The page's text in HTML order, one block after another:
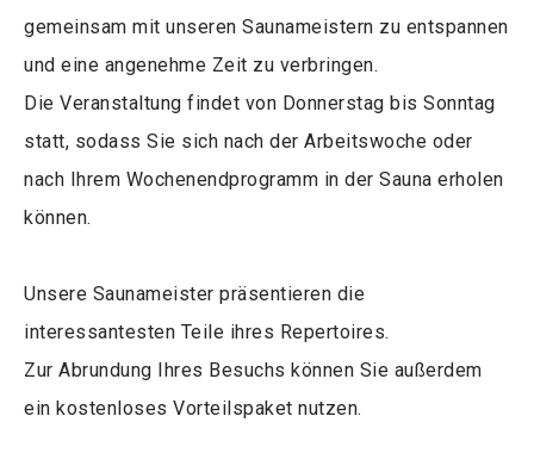
gemeinsam mit unseren Saunameistern zu entspannen
und eine angenehme Zeit zu verbringen.
Die Veranstaltung findet von Donnerstag bis Sonntag
statt, sodass Sie sich nach der Arbeitswoche oder
nach Ihrem Wochenendprogramm in der Sauna erholen
können.
Unsere Saunameister präsentieren die
interessantesten Teile ihres Repertoires.
Zur Abrundung Ihres Besuchs können Sie außerdem
ein kostenloses Vorteilspaket nutzen.